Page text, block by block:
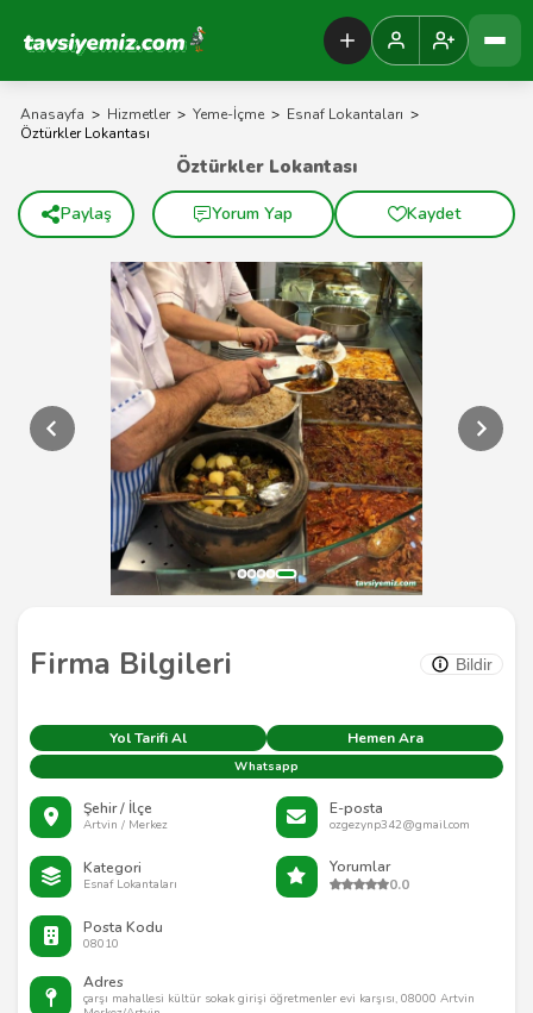
Tavsiyemiz Anasayfa
Anasayfa > Hizmetler > Yeme-İçme > Esnaf Lokantaları >
Öztürkler Lokantası
Firma Bilgileri Bildir
Yol Tarifi Al Hemen Ara
Whatsapp
Şehir / İlçe
Artvin / Merkez
E-posta
ozgezynp342@gmail.com
Kategori
Esnaf Lokantaları
Yorumlar
0.0
Posta Kodu
08010
Adres
çarşı mahallesi kültür sokak girişi öğretmenler evi karşısı, 08000 Artvin
Öztürkler Lokantası
Paylaş Yorum Yap Kaydet